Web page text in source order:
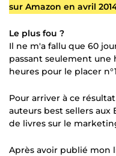
sur Amazon en avril
Le plus fou ?
Il ne m'a fallu que 60
passant seulement une
heures pour le placer
Pour arriver à ce
auteurs best sellers aux
de livres sur le
Après avoir publié mon